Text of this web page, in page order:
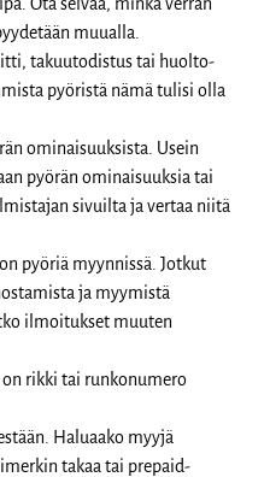
muualla.
takuutodistus tai huolto-
pyöristä nämä tulisi olla
ominaisuuksista. Usein
pyörän ominaisuuksia tai
sivuilta ja vertaa niitä
pyöriä myynnissä. Jotkut
ja myymistä
ilmoitukset muuten
rikki tai runkonumero
Haluaako myyjä
takaa tai prepaid-